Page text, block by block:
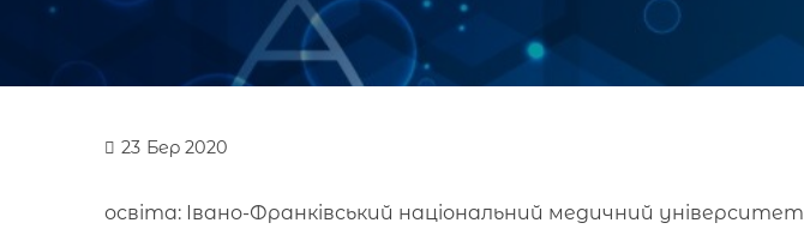
23 Бер 2020
освіта: Івано-Франківський національний медичний університет